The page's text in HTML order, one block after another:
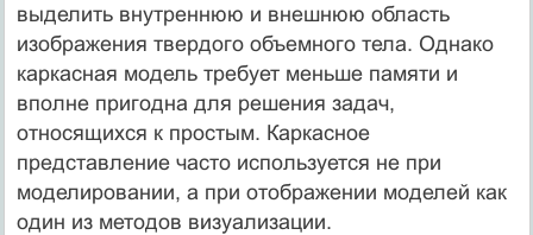
выделить внутреннюю и внешнюю область
изображения твердого объемного тела. Однако
каркасная модель требует меньше памяти и
вполне пригодна для решения задач,
относящихся к простым. Каркасное
представление часто используется не при
моделировании, а при отображении моделей как
один из методов визуализации.